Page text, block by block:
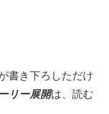
書き下ろしただけ
リー展開は、読む